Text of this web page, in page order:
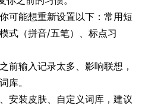
可能想重新设置以下：常用短
式（拼音/五笔）、标点习
前输入记录太多、影响联想，
库。
安装皮肤、自定义词库，建议